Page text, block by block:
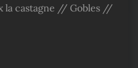
la castagne // Gobles //